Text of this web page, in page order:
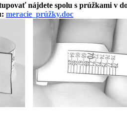
nájdete spolu s prúžkami v
meracie_prúžky.doc